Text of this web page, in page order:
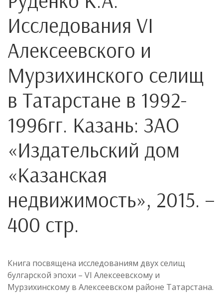
Исследования VI
Алексеевского и
Мурзихинского селищ
в Татарстане в 1992-
1996гг. Казань: ЗАО
«Издательский дом
«Казанская
недвижимость», 2015. –
400 стр.
Книга посвящена исследованиям двух селищ
булгарской эпохи – VI Алексеевскому и
Мурзихинскому в Алексеевском районе Татарстана.